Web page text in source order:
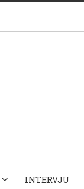
INTERVJU